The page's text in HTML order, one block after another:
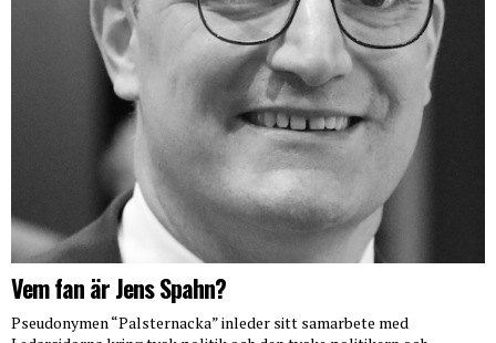
Vem fan är Jens Spahn?
Pseudonymen “Palsternacka” inleder sitt samarbete med